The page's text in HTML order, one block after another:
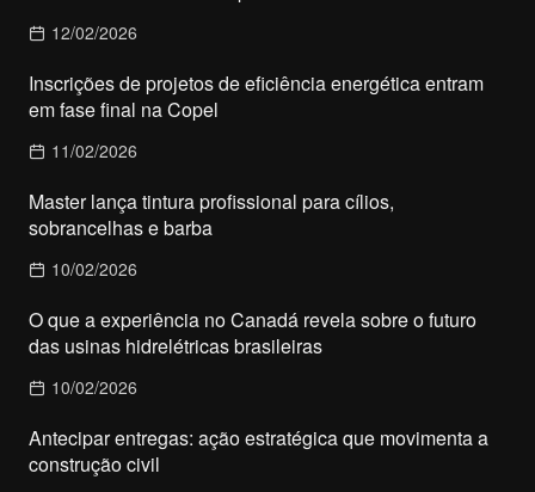
12/02/2026
Inscrições de projetos de eficiência energética entram
em fase final na Copel
11/02/2026
Master lança tintura profissional para cílios,
sobrancelhas e barba
10/02/2026
O que a experiência no Canadá revela sobre o futuro
das usinas hidrelétricas brasileiras
10/02/2026
Antecipar entregas: ação estratégica que movimenta a
construção civil